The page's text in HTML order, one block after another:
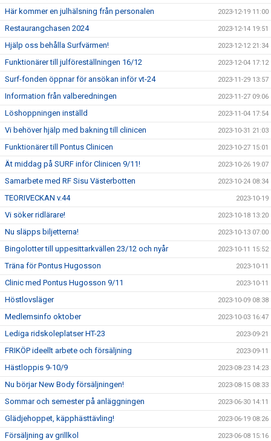
Här kommer en julhälsning från personalen 2023-12-19 11:00
Restaurangchasen 2024 2023-12-14 19:51
Hjälp oss behålla Surfvärmen! 2023-12-12 21:34
Funktionärer till julföreställningen 16/12 2023-12-04 17:12
Surf-fonden öppnar för ansökan inför vt-24 2023-11-29 13:57
Information från valberedningen 2023-11-27 09:06
Löshoppningen inställd 2023-11-04 17:54
Vi behöver hjälp med bakning till clinicen 2023-10-31 21:03
Funktionärer till Pontus Clinicen 2023-10-27 15:01
Ät middag på SURF inför Clinicen 9/11! 2023-10-26 19:07
Samarbete med RF Sisu Västerbotten 2023-10-24 08:34
TEORIVECKAN v.44 2023-10-19
Vi söker ridlärare! 2023-10-18 13:20
Nu släpps biljetterna! 2023-10-13 07:00
Bingolotter till uppesittarkvällen 23/12 och nyår 2023-10-11 15:52
Träna för Pontus Hugosson 2023-10-11
Clinic med Pontus Hugosson 9/11 2023-10-11
Höstlovsläger 2023-10-09 08:38
Medlemsinfo oktober 2023-10-03 16:47
Lediga ridskoleplatser HT-23 2023-09-21
FRIKÖP ideellt arbete och försäljning 2023-09-11
Hästloppis 9-10/9 2023-08-23 14:23
Nu börjar New Body försäljningen! 2023-08-15 08:33
Sommar och semester på anläggningen 2023-06-30 14:11
Glädjehoppet, käpphästtävling! 2023-06-19 08:26
Försäljning av grillkol 2023-06-08 15:16